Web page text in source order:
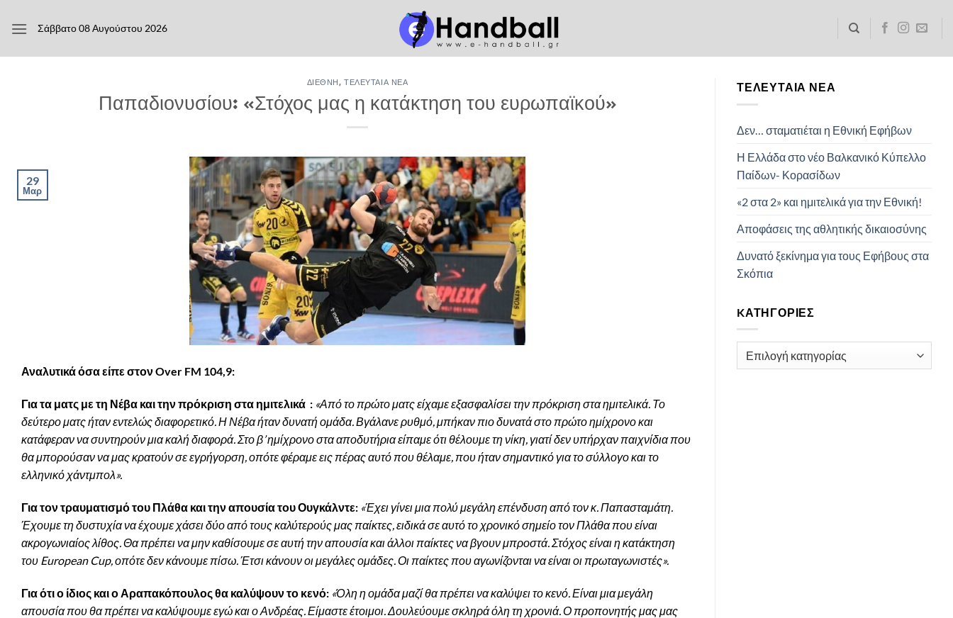
στο
Σάββατο 08 Αυγούστου 2026
ΔΙΕΘΝΉ,ΤΕΛΕΥΤΑΊΑ ΝΈΑ
Παπαδιονυσίου: «Στόχος μας η κατάκτηση του ευρωπαϊκού»
29
Μαρ
Αναλυτικά όσα είπε στονOver FM 104,9:
Για τα ματς με τη Νέβα και την πρόκριση στα ημιτελικά : «Από το πρώτο ματς είχαμε εξασφαλίσει την πρόκριση στα ημιτελικά. Το
δεύτερο ματς ήταν εντελώς διαφορετικό. Η Νέβα ήταν δυνατή ομάδα. Βγάλανε ρυθμό, μπήκαν πιο δυνατά στο πρώτο ημίχρονο και
κατάφεραν να συντηρούν μια καλή διαφορά. Στο β’ ημίχρονο στα αποδυτήρια είπαμε ότι θέλουμε τη νίκη, γιατί δεν υπήρχαν παιχνίδια που
θα μπορούσαν να μας κρατούν σε εγρήγορση, οπότε φέραμε εις πέρας αυτό που θέλαμε, που ήταν σημαντικό για το σύλλογο και το
ελληνικό χάντμπολ».
Για τον τραυματισμό του Πλάθα και την απουσία του Ουγκάλντε: «Έχει γίνει μια πολύ μεγάλη επένδυση από τον κ. Παπασταμάτη.
Έχουμε τη δυστυχία να έχουμε χάσει δύο από τους καλύτερούς μας παίκτες, ειδικά σε αυτό το χρονικό σημείο τον Πλάθα που είναι
ακρογωνιαίος λίθος. Θα πρέπει να μην καθίσουμε σε αυτή την απουσία και άλλοι παίκτες να βγουν μπροστά. Στόχος είναι η κατάκτηση
του European Cup, οπότε δεν κάνουμε πίσω. Έτσι κάνουν οι μεγάλες ομάδες. Οι παίκτες που αγωνίζονται να είναι οι πρωταγωνιστές».
Για ότι ο ίδιος και ο Αραπακόπουλος θα καλύψουν το κενό: «Όλη η ομάδα μαζί θα πρέπει να καλύψει το κενό. Είναι μια μεγάλη
απουσία που θα πρέπει να καλύψουμε εγώ και ο Ανδρέας. Είμαστε έτοιμοι. Δουλεύουμε σκληρά όλη τη χρονιά. Ο προπονητής μας μας
ΤΕΛΕΥΤΑΊΑ ΝΈΑ
Δεν… σταματιέται η Εθνική Εφήβων
Η Ελλάδα στο νέο Βαλκανικό Κύπελλο
Παίδων- Κορασίδων
«2 στα 2» και ημιτελικά για την Εθνική!
Αποφάσεις της αθλητικής δικαιοσύνης
Δυνατό ξεκίνημα για τους Εφήβους στα
Σκόπια
KΑΤΗΓΟΡΊΕΣ
Kατηγορίες